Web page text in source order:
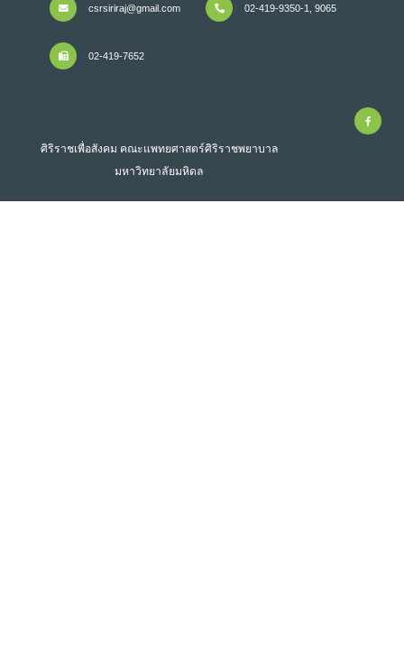
csrsiriraj@gmail.com 02-419-9350-1, 9065
02-419-7652
ศิริราชเพื่อสังคม คณะแพทยศาสตร์ศิริราชพยาบาล
มหาวิทยาลัยมหิดล